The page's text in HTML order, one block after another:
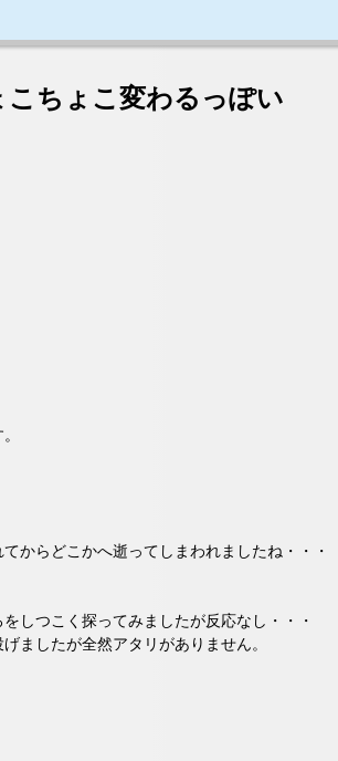
ちょこ変わるっぽい
からどこかへ逝ってしまわれましたね・・・
しつこく探ってみましたが反応なし・・・
ましたが全然アタリがありません。